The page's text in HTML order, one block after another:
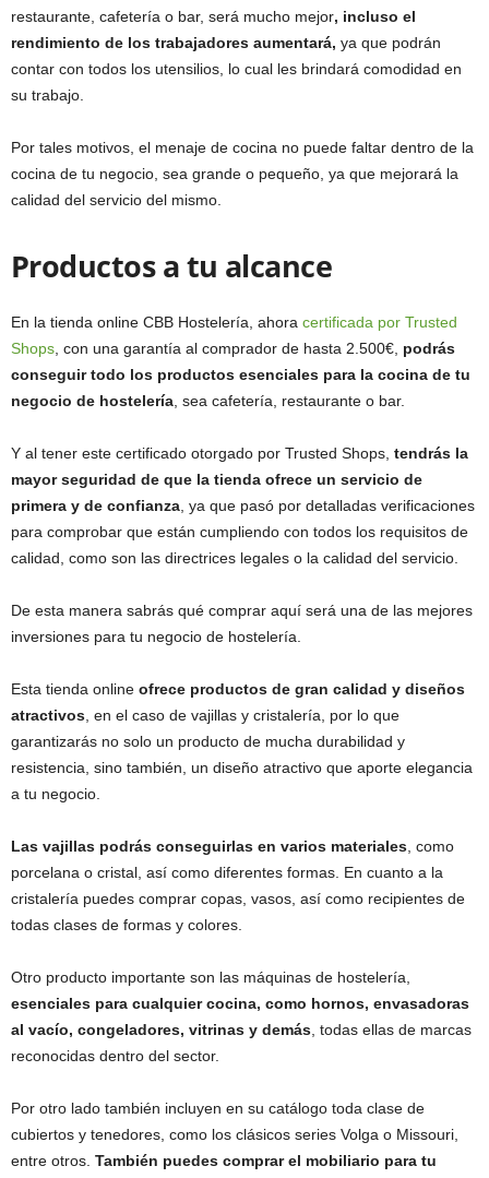
restaurante, cafetería o bar, será mucho mejor, incluso el
rendimiento de los trabajadores aumentará, ya que podrán
contar con todos los utensilios, lo cual les brindará comodidad en
su trabajo.
Por tales motivos, el menaje de cocina no puede faltar dentro de la
cocina de tu negocio, sea grande o pequeño, ya que mejorará la
calidad del servicio del mismo.
Productos a tu alcance
En la tienda online CBB Hostelería, ahora certificada por Trusted
Shops , con una garantía al comprador de hasta 2.500€, podrás
conseguir todo los productos esenciales para la cocina de tu
negocio de hostelería , sea cafetería, restaurante o bar.
Y al tener este certificado otorgado por Trusted Shops, tendrás la
mayor seguridad de que la tienda ofrece un servicio de
primera y de confianza , ya que pasó por detalladas verificaciones
para comprobar que están cumpliendo con todos los requisitos de
calidad, como son las directrices legales o la calidad del servicio.
De esta manera sabrás qué comprar aquí será una de las mejores
inversiones para tu negocio de hostelería.
Esta tienda online ofrece productos de gran calidad y diseños
atractivos , en el caso de vajillas y cristalería, por lo que
garantizarás no solo un producto de mucha durabilidad y
resistencia, sino también, un diseño atractivo que aporte elegancia
a tu negocio.
Las vajillas podrás conseguirlas en varios materiales , como
porcelana o cristal, así como diferentes formas. En cuanto a la
cristalería puedes comprar copas, vasos, así como recipientes de
todas clases de formas y colores.
Otro producto importante son las máquinas de hostelería,
esenciales para cualquier cocina, como hornos, envasadoras
al vacío, congeladores, vitrinas y demás , todas ellas de marcas
reconocidas dentro del sector.
Por otro lado también incluyen en su catálogo toda clase de
cubiertos y tenedores, como los clásicos series Volga o Missouri,
entre otros. También puedes comprar el mobiliario para tu